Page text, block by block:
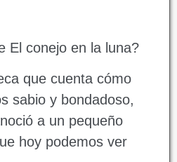
El conejo en la luna?
que cuenta cómo
sabio y bondadoso,
a un pequeño
hoy podemos ver